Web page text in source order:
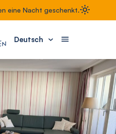
eine Nacht geschenkt.
Deutsch